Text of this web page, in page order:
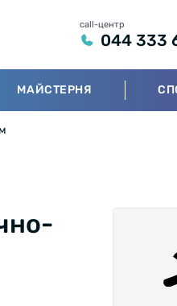
call-центр
044 333
МАЙСТЕРНЯ